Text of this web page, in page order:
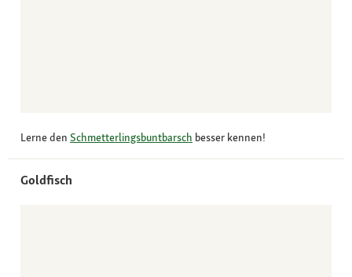
Lerne den Schmetterlingsbuntbarsch besser kennen!
Goldfisch